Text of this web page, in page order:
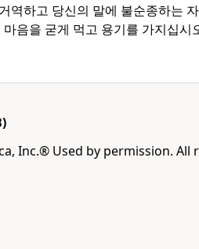
역하고 당신의 말에 불순종하는
음을 굳게 먹고 용기를 가지십시
Inc.® Used by permission. All